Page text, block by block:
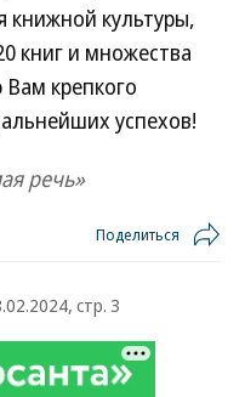
книжной культуры,
книг и множества
крепкого
успехов!
речь»
Поделиться
стр. 3